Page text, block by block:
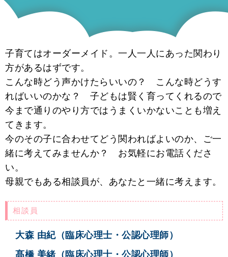
子育てはオーダーメイド。一人一人にあった関わり
方があるはずです。
こんな時どう声かけたらいいの？ こんな時どうす
ればいいのかな？ 子どもは賢く育ってくれるので
今まで通りのやり方ではうまくいかないことも増え
てきます。
今のその子に合わせてどう関わればよいのか、ご一
緒に考えてみませんか？ お気軽にお電話くださ
い。
母親でもある相談員が、あなたと一緒に考えます。
相談員
大森 由紀（臨床心理士・公認心理師）
髙橋 美緒（臨床心理士・公認心理師）